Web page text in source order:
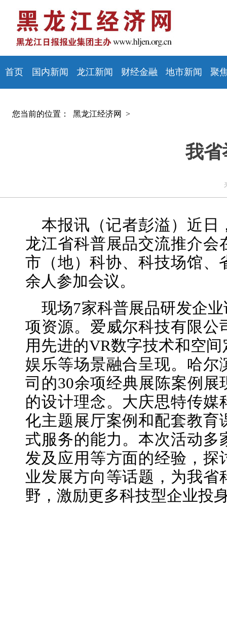
首页 国内新闻 龙江新闻 财经金融 地市新闻 聚
您当前的位置： 黑龙江经济网 >
我省
本报讯（记者彭溢）近日
龙江省科普展品交流推介
市（地）科协、科技场馆、
余人参加会议。
现场7家科普展品研发企
项资源。爱威尔科技有限公
用先进的VR数字技术和空
娱乐等场景融合呈现。哈
司的30余项经典展陈案例
的设计理念。大庆思特传
化主题展厅案例和配套教育
式服务的能力。本次活动多
发及应用等方面的经验，探
业发展方向等话题，为我
野，激励更多科技型企业投